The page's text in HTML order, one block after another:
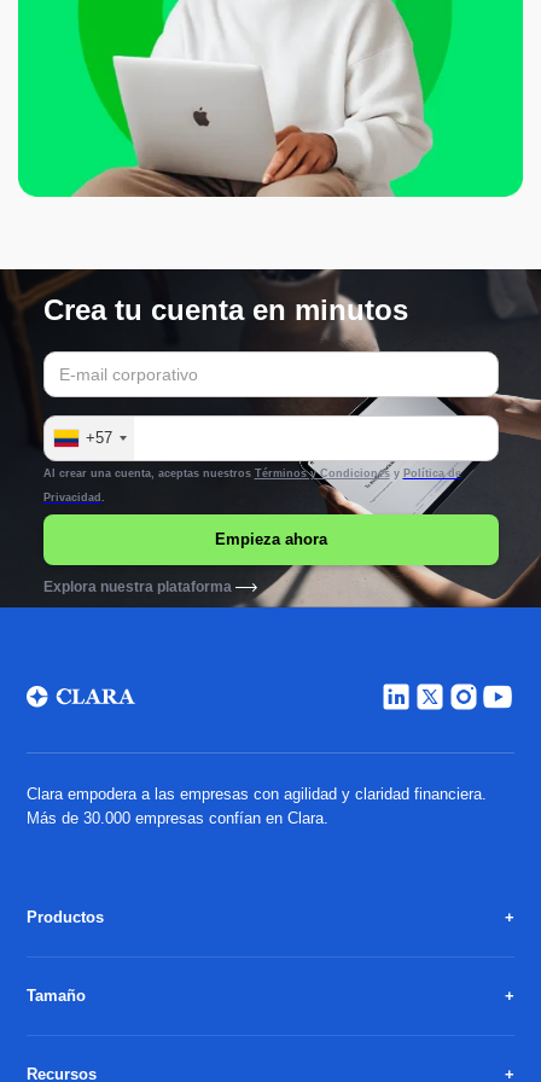
Crea tu cuenta en minutos
+57
Al crear una cuenta, aceptas nuestros Términos y Condicionesy Política de
Privacidad .
Explora nuestra plataforma
Clara empodera a las empresas con agilidad y claridad financiera.
Más de 30.000 empresas confían en Clara.
Productos
Tamaño
Recursos